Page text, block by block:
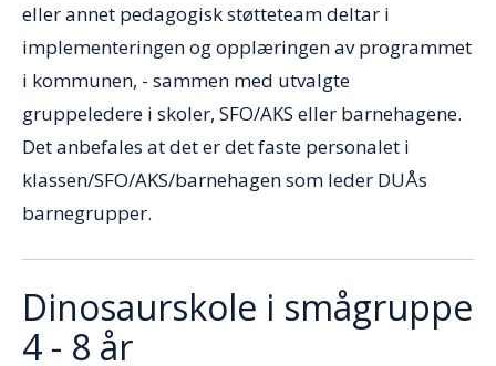
eller annet pedagogisk støtteteam deltar i
implementeringen og opplæringen av programmet
i kommunen, - sammen med utvalgte
gruppeledere i skoler, SFO/AKS eller barnehagene.
Det anbefales at det er det faste personalet i
klassen/SFO/AKS/barnehagen som leder DUÅs
barnegrupper.
Dinosaurskole i smågruppe
4 - 8 år